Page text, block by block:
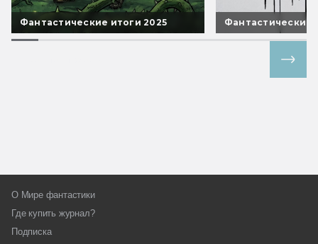
Фантастические итоги 2025 Фантастические
О Мире фантастики
Где купить журнал?
Подписка